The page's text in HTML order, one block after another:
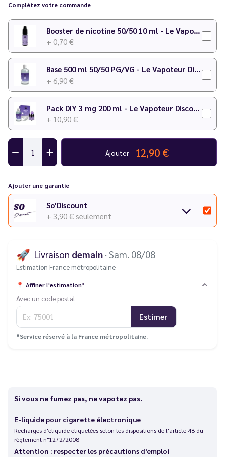
Dosage conseillé
Temps de maturation : 2 à 7 jours
Pour plus de détails sur le dosage, consultez notre
calculateur
DIY.
Complétez votre commande
Booster de nicotine 50/50 10 ml - Le Vapoteur Discount
+ 0,70 €
Base 500 ml 50/50 PG/VG - Le Vapoteur Discount
+ 6,90 €
Pack DIY 3 mg 200 ml - Le Vapoteur Discount
+ 10,90 €
Ajouter 12,90 €
Ajouter une garantie
So'Discount
+ 3,90 € seulement
🚀 Livraison demain · Sam. 08/08
Estimation France métropolitaine
📍 Affiner l'estimation*
Avec un code postal
Estimer
*Service réservé à la France métropolitaine.
Si vous ne fumez pas, ne vapotez pas.
E-liquide pour cigarette électronique
Recharges d'eliquide étiquetées selon les dispositions de l'article 48 du
règlement n°1272/2008
Attention : respecter les précautions d'emploi